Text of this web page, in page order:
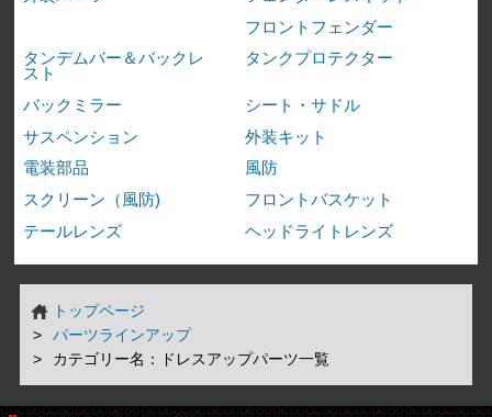
フロントフェンダー
タンデムバー＆バックレ
スト
タンクプロテクター
バックミラー
シート・サドル
サスペンション
外装キット
電装部品
風防
スクリーン（風防)
フロントバスケット
テールレンズ
ヘッドライトレンズ
トップページ
パーツラインアップ
カテゴリー名：ドレスアップパーツ一覧